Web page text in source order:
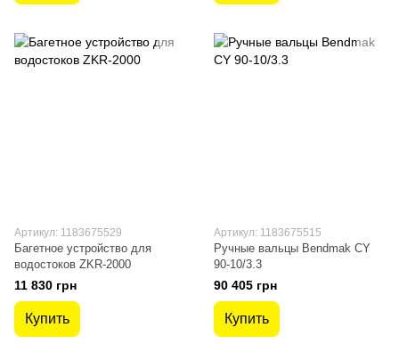
Артикул: 1183675529
Багетное устройство для
водостоков ZKR-2000
11 830 грн
Купить
Артикул: 1183675515
Ручные вальцы Bendmak CY
90-10/3.3
90 405 грн
Купить